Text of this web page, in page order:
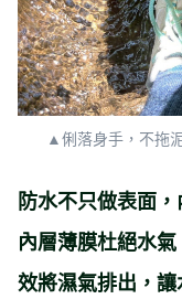
▲俐落身手，不拖
防水不只做表面
內層薄膜杜絕水
效將濕氣排出，